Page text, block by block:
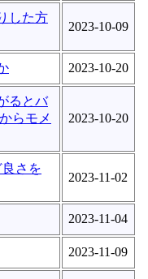
した方
2023-10-09
2023-10-20
るとバ
らモメ
2023-10-20
さを
2023-11-02
2023-11-04
2023-11-09